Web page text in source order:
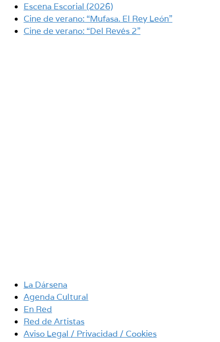
Escena Escorial (2026)
Cine de verano: “Mufasa. El Rey León”
Cine de verano: “Del Revés 2”
La Dársena
Agenda Cultural
En Red
Red de Artistas
Aviso Legal / Privacidad / Cookies